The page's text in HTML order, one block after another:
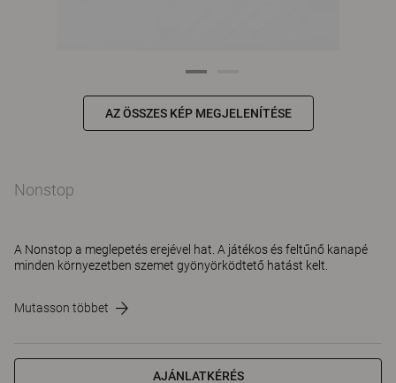
AZ ÖSSZES KÉP MEGJELENÍTÉSE
Nonstop
A Nonstop a meglepetés erejével hat. A játékos és feltűnő kanapé
minden környezetben szemet gyönyörködtető hatást kelt.
Mutasson többet
AJÁNLATKÉRÉS